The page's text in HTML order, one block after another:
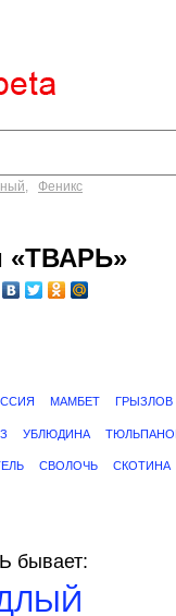
, Феникс
«ТВАРЬ»
МАМБЕТ ГРЫЗЛОВ
УБЛЮДИНА
СВОЛОЧЬ СКОТИНА
бывает: